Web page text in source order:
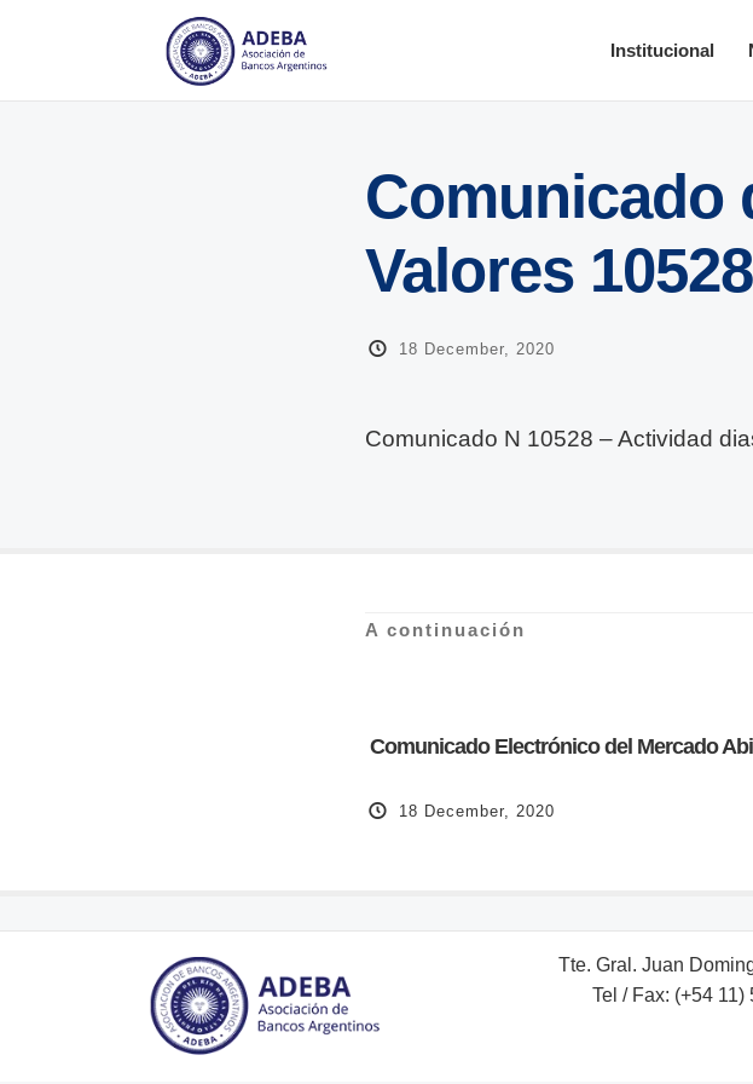
Institucional
Comunicado
Valores
18 December, 2020
Comunicado N 10528 – Actividad
A continuación
Comunicado Electrónico del Mercado
18 December, 2020
Tte. Gral. Juan
Tel / Fax: (+54